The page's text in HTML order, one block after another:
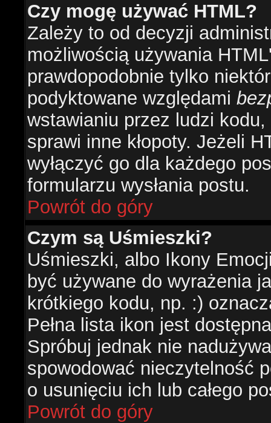
Czy mogę używać HTML?
Zależy to od decyzji
możliwością używania
prawdopodobnie tylko
podyktowane względami
wstawianiu przez ludzi
sprawi inne kłopoty. Jeżeli
wyłączyć go dla każdego
formularzu wysłania postu.
Powrót do góry
Czym są Uśmieszki?
Uśmieszki, albo Ikony
być używane do wyrażenia
krótkiego kodu, np. :)
Pełna lista ikon jest
Spróbuj jednak nie
spowodować nieczytelność
o usunięciu ich lub całego
Powrót do góry